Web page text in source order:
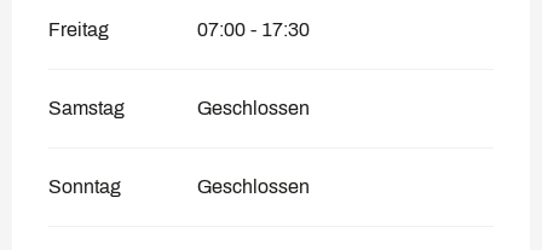
Freitag 07:00 - 17:30
Samstag Geschlossen
Sonntag Geschlossen